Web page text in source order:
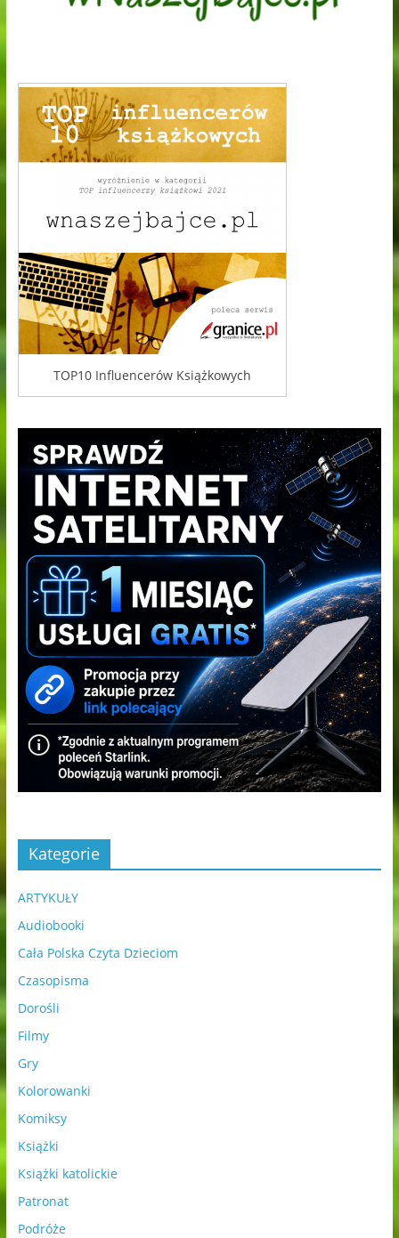
TOP10 Influencerów Książkowych
Kategorie
ARTYKUŁY
Audiobooki
Cała Polska Czyta Dzieciom
Czasopisma
Dorośli
Filmy
Gry
Kolorowanki
Komiksy
Książki
Książki katolickie
Patronat
Podróże